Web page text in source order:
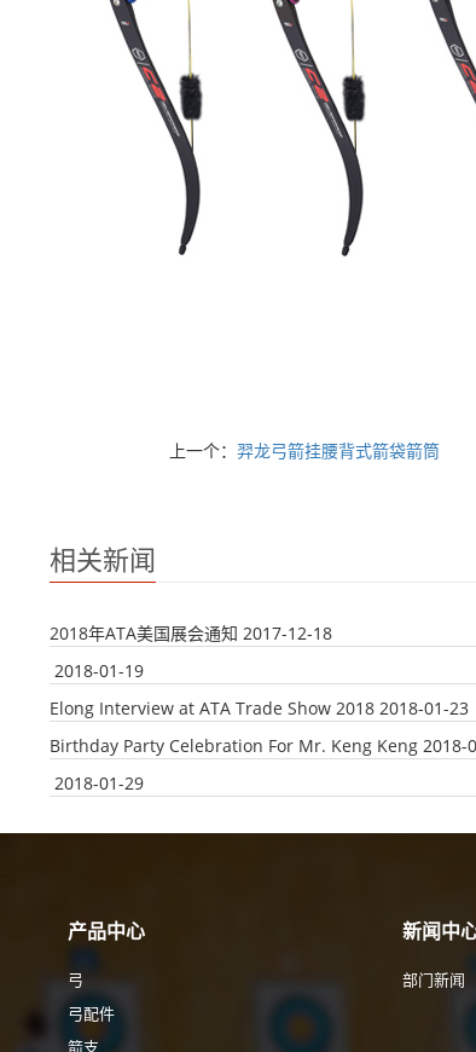
上一个：羿龙弓箭挂腰背式箭袋箭筒
相关新闻
2018年ATA美国展会通知 2017-12-18
2018-01-19
Elong Interview at ATA Trade Show 2018 2018-01-23
Birthday Party Celebration For Mr. Keng Keng 2018-
2018-01-29
产品中心
弓
弓配件
箭支
新闻中
部门新闻